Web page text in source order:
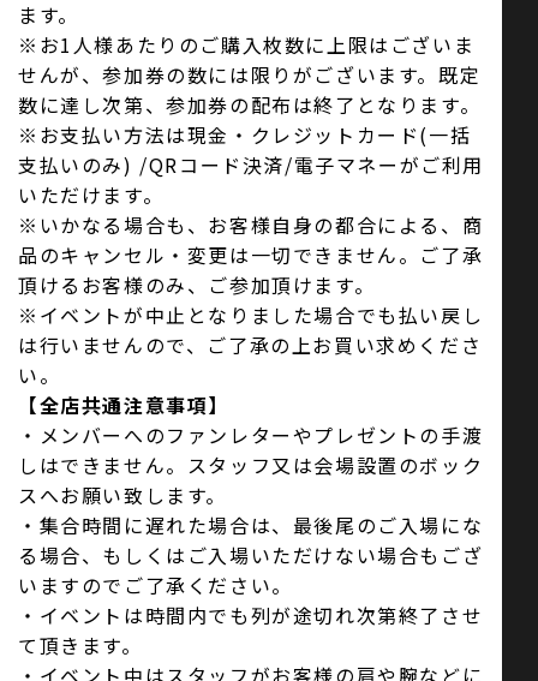
ます。
※お1人様あたりのご購入枚数に上限はございま
せんが、参加券の数には限りがございます。既定
数に達し次第、参加券の配布は終了となります。
※お支払い方法は現金・クレジットカード(一括
支払いのみ) /QRコード決済/電子マネーがご利用
いただけます。
※いかなる場合も、お客様自身の都合による、商
品のキャンセル・変更は一切できません。ご了承
頂けるお客様のみ、ご参加頂けます。
※イベントが中止となりました場合でも払い戻し
は行いませんので、ご了承の上お買い求めくださ
い。
【全店共通注意事項】
・メンバーへのファンレターやプレゼントの手渡
しはできません。スタッフ又は会場設置のボック
スへお願い致します。
・集合時間に遅れた場合は、最後尾のご入場にな
る場合、もしくはご入場いただけない場合もござ
いますのでご了承ください。
・イベントは時間内でも列が途切れ次第終了させ
て頂きます。
・イベント中はスタッフがお客様の肩や腕などに